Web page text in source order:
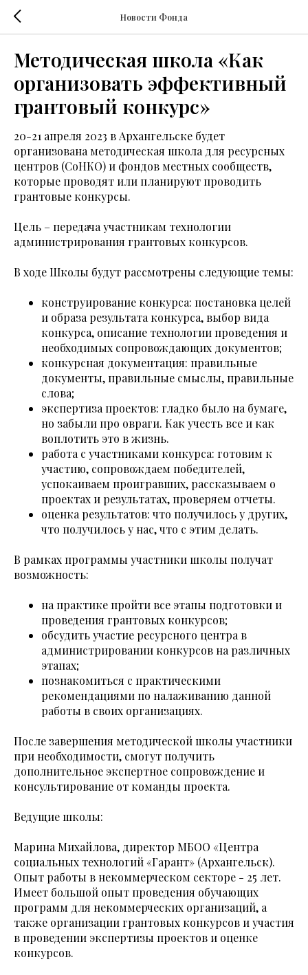
Новости Фонда
Методическая школа «Как
организовать эффективный
грантовый конкурс»
20-21 апреля 2023 в Архангельске будет
организована методическая школа для ресурсных
центров (СоНКО) и фондов местных сообществ,
которые проводят или планируют проводить
грантовые конкурсы.
Цель – передача участникам технологии
администрирования грантовых конкурсов.
В ходе Школы будут рассмотрены следующие темы:
конструирование конкурса: постановка целей
и образа результата конкурса, выбор вида
конкурса, описание технологии проведения и
необходимых сопровождающих документов;
конкурсная документация: правильные
документы, правильные смыслы, правильные
слова;
экспертиза проектов: гладко было на бумаге,
но забыли про овраги. Как учесть все и как
воплотить это в жизнь.
работа с участниками конкурса: готовим к
участию, сопровождаем победителей,
успокаиваем проигравших, рассказываем о
проектах и результатах, проверяем отчеты.
оценка результатов: что получилось у других,
что получилось у нас, что с этим делать.
В рамках программы участники школы получат
возможность:
на практике пройти все этапы подготовки и
проведения грантовых конкурсов;
обсудить участие ресурсного центра в
администрировании конкурсов на различных
этапах;
познакомиться с практическими
рекомендациями по налаживанию данной
работы в своих организациях.
После завершения методической школы участники
при необходимости, смогут получить
дополнительное экспертное сопровождение и
консультирование от команды проекта.
Ведущие школы:
Марина Михайлова, директор МБОО «Центра
социальных технологий «Гарант» (Архангельск).
Опыт работы в некоммерческом секторе - 25 лет.
Имеет большой опыт проведения обучающих
программ для некоммерческих организаций, а
также организации грантовых конкурсов и участия
в проведении экспертизы проектов и оценке
конкурсов.